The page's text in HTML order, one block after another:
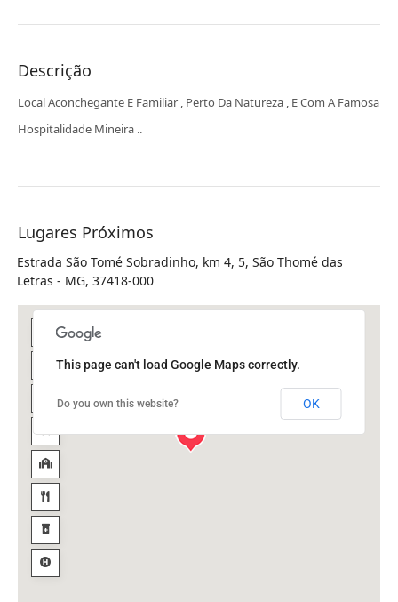
Descrição
Local Aconchegante E Familiar , Perto Da Natureza , E Com A Famosa
Hospitalidade Mineira ..
Lugares Próximos
Estrada São Tomé Sobradinho, km 4, 5, São Thomé das
Letras - MG, 37418-000
This page can't load Google Maps correctly.
Do you own this website? OK